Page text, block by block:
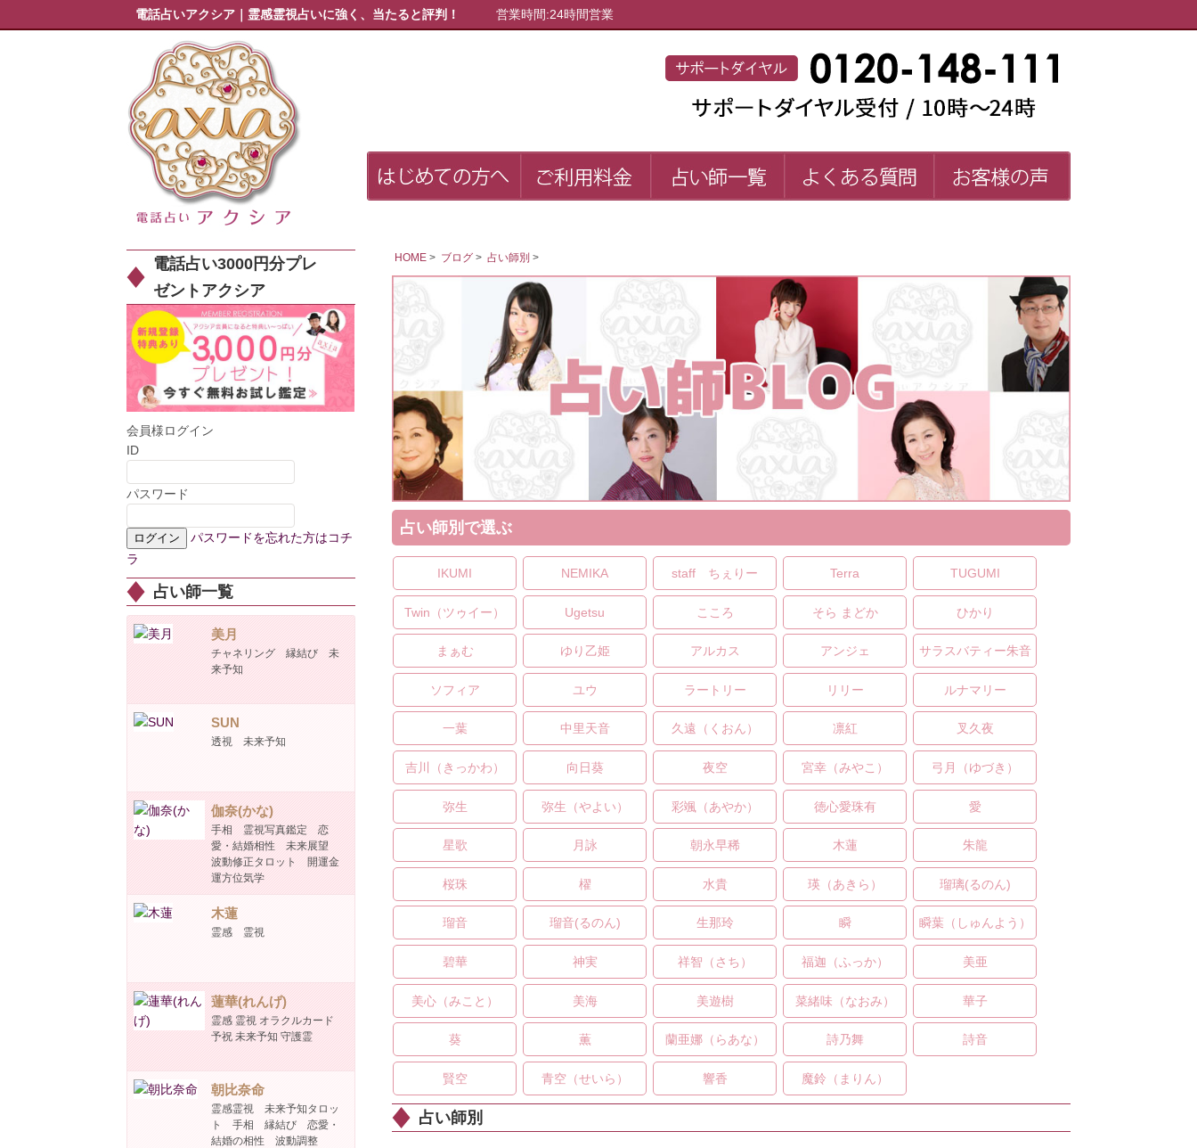
電話占いアクシア｜霊感霊視占いに強く、当たると評判！ 営業時間:24時間営業
電話占い3000円分プレ
ゼントアクシア
会員様ログイン
ID
パスワード
パスワードを忘れた方はコチ
ラ
占い師一覧
美月
チャネリング 縁結び 未
来予知
SUN
透視 未来予知
伽奈(かな)
手相 霊視写真鑑定 恋
愛・結婚相性 未来展望
波動修正タロット 開運金
運方位気学
木蓮
霊感 霊視
蓮華(れんげ)
霊感 霊視 オラクルカード
予祝 未来予知 守護霊
朝比奈命
霊感霊視 未来予知タロッ
ト 手相 縁結び 恋愛・
結婚の相性 波動調整
HOME> ブログ> 占い師別 >
占い師別で選ぶ
IKUMI NEMIKA staff ちぇりー Terra TUGUMI
Twin（ツゥイー） Ugetsu こころ そら まどか ひかり
まぁむ ゆり乙姫 アルカス アンジェ サラスバティー朱音
ソフィア ユウ ラートリー リリー ルナマリー
一葉 中里天音 久遠（くおん） 凛紅 叉久夜
吉川（きっかわ） 向日葵 夜空 宮幸（みやこ） 弓月（ゆづき）
弥生 弥生（やよい） 彩颯（あやか） 徳心愛珠有 愛
星歌 月詠 朝永早稀 木蓮 朱龍
桜珠 櫂 水貴 瑛（あきら） 瑠璃(るのん)
瑠音 瑠音(るのん) 生那玲 瞬 瞬葉（しゅんよう）
碧華 神実 祥智（さち） 福迦（ふっか） 美亜
美心（みこと） 美海 美遊樹 菜緒味（なおみ） 華子
葵 薫 蘭亜娜（らあな） 詩乃舞 詩音
賢空 青空（せいら） 響香 魔鈴（まりん）
占い師別